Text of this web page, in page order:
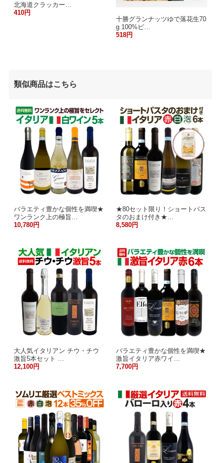
北海道クラッカー…
410円
十勝グランナッツゆで落花生70
g 100%ピ…
518円
類似商品はこちら
バラエティ豊かな個性を満喫★
ワンランク上の極旨…
10,780円
★80セット限り！ショートパス
タのおまけ付き★…
8,580円
大人気イタリアン チウ・チウ
激旨5本セット …
12,100円
バラエティ豊かな個性を満喫★
激旨イタリア赤ワイ…
7,700円